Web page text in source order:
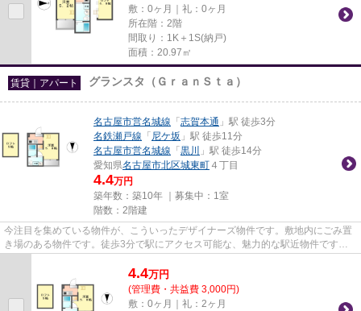
敷：0ヶ月｜礼：0ヶ月
所在階：2階
間取り：1K＋1S(納戸)
面積：20.97㎡
賃貸｜アパート グランスタ（ＧｒａｎＳｔａ）
名古屋市営名城線 「 志賀本通 」駅 徒歩3分
名鉄瀬戸線 「 尼ケ坂 」駅 徒歩11分
名古屋市営名城線 「 黒川
」駅 徒歩14分
愛知県名古屋市北区城東町 ４丁目
4.4万円
築年数：築10年 ｜募集中： 1室
階数：2階建
今注目を集めている物件が、こういったデザイナーズ物件です。敷地内にごみ置
き場のある物件です。徒歩3分で駅にアクセス可能な、魅力的な駅近物件です。
4.4万円
(管理費・共益費 3,000円)
敷：0ヶ月｜礼：2ヶ月